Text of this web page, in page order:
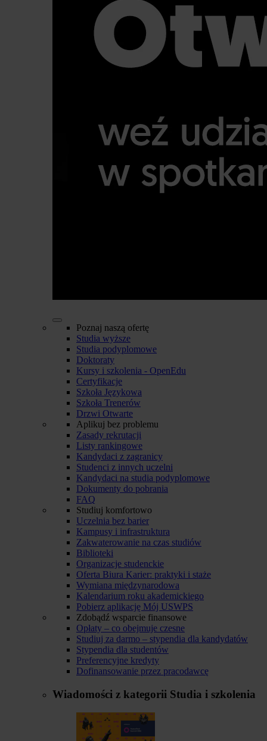
Poznaj naszą ofertę
Studia wyższe
Studia podyplomowe
Doktoraty
Kursy i szkolenia - OpenEdu
Certyfikacje
Szkoła Językowa
Szkoła Trenerów
Drzwi Otwarte
Aplikuj bez problemu
Zasady rekrutacji
Listy rankingowe
Kandydaci z zagranicy
Studenci z innych uczelni
Kandydaci na studia podyplomowe
Dokumenty do pobrania
FAQ
Studiuj komfortowo
Uczelnia bez barier
Kampusy i infrastruktura
Zakwaterowanie na czas studiów
Biblioteki
Organizacje studenckie
Oferta Biura Karier: praktyki i staże
Wymiana międzynarodowa
Kalendarium roku akademickiego
Pobierz aplikację Mój USWPS
Zdobądź wsparcie finansowe
Opłaty – co obejmuje czesne
Studiuj za darmo – stypendia dla kandydatów
Stypendia dla studentów
Preferencyjne kredyty
Dofinansowanie przez pracodawcę
Wiadomości z kategorii Studia i szkolenia